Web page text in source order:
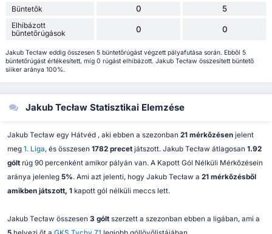
Büntetők 0 5
Elhibázott
büntetőrúgások
0 0
Jakub Tecław eddig összesen 5 büntetőrúgást végzett pályafutása során. Ebből 5
büntetőrúgást értékesített, míg 0 rúgást elhibázott. Jakub Tecław összesített büntető
siiker aránya 100%.
Jakub Tecław Statisztikai Elemzése
Jakub Tecław egy Hátvéd , aki ebben a szezonban 21 mérkőzésen jelent
meg 1. Liga, és összesen 1782 precetjátszott. Jakub Tecław átlagosan 1.92
góltrúg 90 percenként amikor pályán van. A Kapott Gól Nélküli Mérkőzésein
aránya jelenleg 5%. Ami azt jelenti, hogy Jakub Tecław a 21 mérkőzésből
amikben játszott, 1 kapott gól nélküli meccs lett.
Jakub Tecław összesen 3 góltszerzett a szezonban ebben a ligában, ami a